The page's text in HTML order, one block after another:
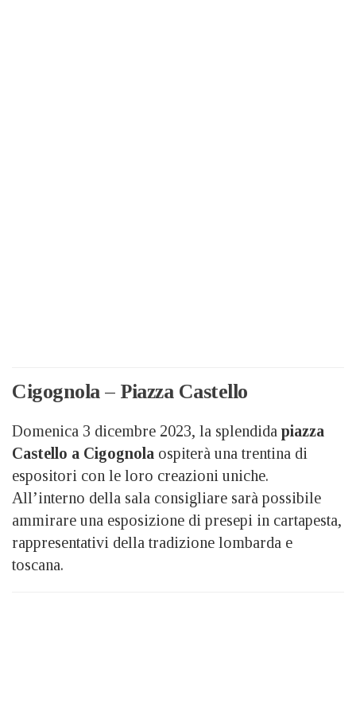
Cigognola – Piazza Castello
Domenica 3 dicembre 2023, la splendida piazza
Castello a Cigognola ospiterà una trentina di
espositori con le loro creazioni uniche.
All’interno della sala consigliare sarà possibile
ammirare una esposizione di presepi in cartapesta,
rappresentativi della tradizione lombarda e
toscana.